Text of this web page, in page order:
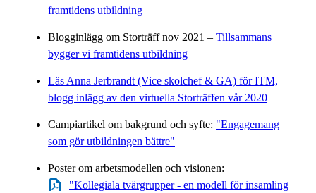
framtidens utbildning
Blogginlägg om Storträff nov 2021 – Tillsammans
bygger vi framtidens utbildning
Läs Anna Jerbrandt (Vice skolchef & GA) för ITM,
blogg inlägg av den virtuella Storträffen vår 2020
Campiartikel om bakgrund och syfte: "Engagemang
som gör utbildningen bättre"
Poster om arbetsmodellen och visionen:
"Kollegiala tvärgrupper - en modell för insamling